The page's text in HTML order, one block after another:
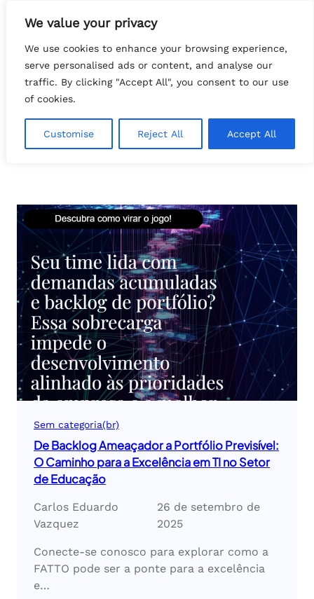
We value your privacy
We use cookies to enhance your browsing experience,
serve personalised ads or content, and analyse our
traffic. By clicking "Accept All", you consent to our use
of cookies.
Customise Reject All Accept All
para
conteúdo
tech.FATTOcs
OutsourcingDeTI
Sem categoria(br)
De Backlog Ameaçador a Portfólio Previsível:
O Caminho para a Excelência em TI no Setor
de Educação
Carlos Eduardo
Vazquez
26 de setembro de
2025
Conecte-se conosco para explorar como a
FATTO pode ser a ponte para a excelência
e…